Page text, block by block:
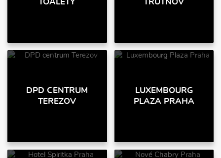
TOALETY
TRUTNOV
DPD CENTRUM
TEREZOV
LUXEMBOURG
PLAZA PRAHA